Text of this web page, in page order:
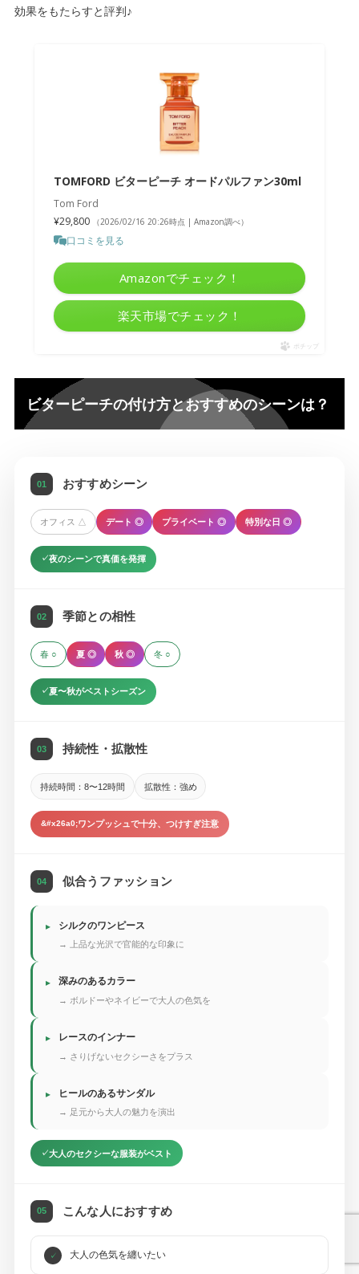
効果をもたらすと評判♪
TOMFORD ビターピーチ オードパルファン30ml
Tom Ford
¥29,800
（2026/02/16 20:26時点 | Amazon調べ）
口コミを見る
Amazonでチェック！
楽天市場でチェック！
ポチップ
ビターピーチの付け方とおすすめのシーンは？
01 おすすめシーン
オフィス △ デート ◎ プライベート ◎ 特別な日 ◎
夜のシーンで真価を発揮
02 季節との相性
春 ○ 夏 ◎ 秋 ◎ 冬 ○
夏〜秋がベストシーズン
03 持続性・拡散性
持続時間：8〜12時間 拡散性：強め
ワンプッシュで十分、つけすぎ注意
04 似合うファッション
▸ シルクのワンピース
→ 上品な光沢で官能的な印象に
▸ 深みのあるカラー
→ ボルドーやネイビーで大人の色気を
▸ レースのインナー
→ さりげないセクシーさをプラス
▸ ヒールのあるサンダル
→ 足元から大人の魅力を演出
大人のセクシーな服装がベスト
05 こんな人におすすめ
✓ 大人の色気を纏いたい